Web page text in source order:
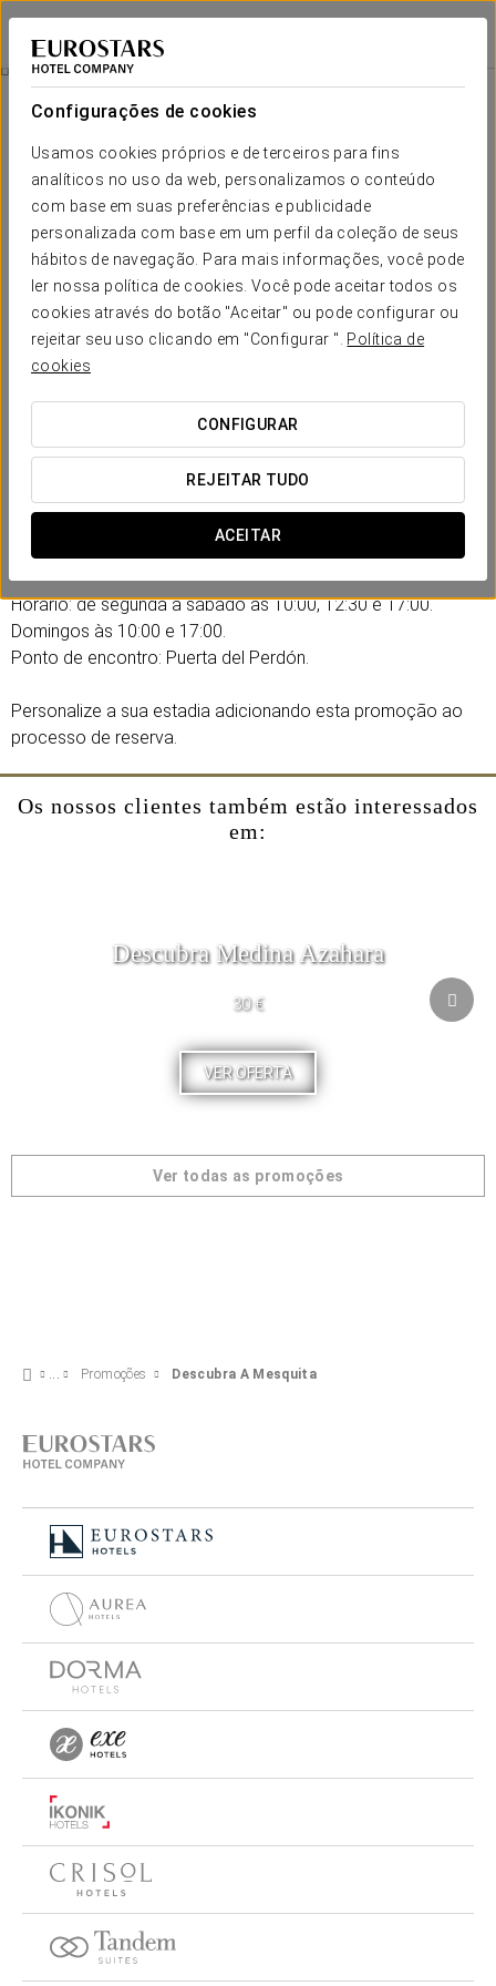
Configurações de cookies
Usamos cookies próprios e de terceiros para fins
analíticos no uso da web, personalizamos o conteúdo
com base em suas preferências e publicidade
personalizada com base em um perfil da coleção de seus
hábitos de navegação. Para mais informações, você pode
ler nossa política de cookies. Você pode aceitar todos os
cookies através do botão "Aceitar" ou pode configurar ou
rejeitar seu uso clicando em "Configurar ". Política de
cookies
CONFIGURAR
REJEITAR TUDO
ACEITAR
Eurostars Azahar
CÓRDOVA
Descubra A Mesquita
32 €
Descubra a Mesquita
Com esta promoção poderá conhecer o monumento mais
emblemático da nossa cidade, a Mesquita-Catedral de
Córdoba, classificada como Património Mundial da UNESCO.
- Visita guiada de 90 minutos.
Horário: de segunda a sábado às 10:00, 12:30 e 17:00.
Domingos às 10:00 e 17:00.
Ponto de encontro: Puerta del Perdón.
Personalize a sua estadia adicionando esta promoção ao
processo de reserva.
Os nossos clientes também estão interessados
em:
Descubra Medina Azahara
30 €
VER OFERTA
Ver todas as promoções
Promoções Descubra A Mesquita